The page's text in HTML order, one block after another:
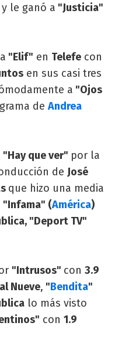
le ganó a "Justicia"
"Elif" en Telefe con
en sus casi tres
a "Ojos
de Andrea
"Hay que ver" por la
de José
que hizo una media
"Infama" (América)
"Deport TV"
"Intrusos" con 3.9
Nueve, "Bendita"
lo más visto
con 1.9